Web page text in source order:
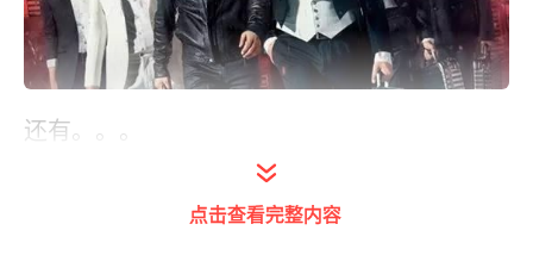
还有。。。
点击查看完整内容